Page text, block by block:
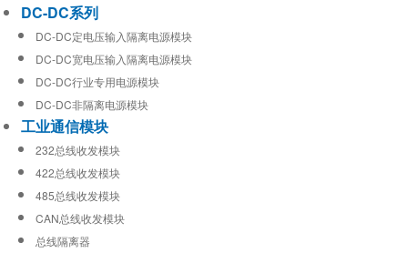
DC-DC系列
DC-DC定电压输入隔离电源模块
DC-DC宽电压输入隔离电源模块
DC-DC行业专用电源模块
DC-DC非隔离电源模块
工业通信模块
232总线收发模块
422总线收发模块
485总线收发模块
CAN总线收发模块
总线隔离器